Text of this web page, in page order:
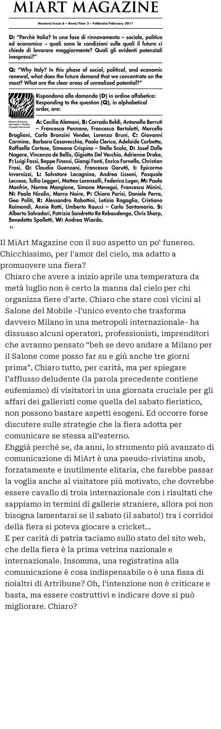
Il MiArt Magazine con il suo aspetto un po' funereo.
Chicchissimo, per l'amor del cielo, ma adatto a
promuovere una fiera?
Chiaro che avere a inizio aprile una temperatura da
metà luglio non è certo la manna dal cielo per chi
organizza fiere d’arte. Chiaro che stare così vicini al
Salone del Mobile -l’unico evento che trasforma
davvero Milano in una metropoli internazionale- ha
dissuaso alcuni operatori, professionisti, imprenditori
che avranno pensato “beh se devo andare a Milano per
il Salone come posso far su e giù anche tre giorni
prima”. Chiaro tutto, per carità, ma per spiegare
l’afflusso deludente (la parola precedente contiene
eufemismo) di visitatori in una giornata cruciale per gli
affari dei galleristi come quella del sabato fieristico,
non possono bastare aspetti esogeni. Ed occorre forse
discutere sulle strategie che la fiera adotta per
comunicare se stessa all’esterno.
Ehggià perché se, da anni, lo strumento più avanzato di
comunicazione di MiArt è una pseudo-rivistina snob,
forzatamente e inutilmente elitaria, che farebbe passar
la voglia anche al visitatore più motivato, che dovrebbe
essere cavallo di troia internazionale con i risultati che
sappiamo in termini di gallerie straniere, allora poi non
bisogna lamentarsi se il sabato (il sabato!) tra i corridoi
della fiera si poteva giocare a cricket…
E per carità di patria taciamo sullo stato del sito web,
che della fiera è la prima vetrina nazionale e
internazionale. Insomma, una registratina alla
comunicazione è cosa indispensabile o è una fissa di
noialtri di Artribune? Oh, l’intenzione non è criticare e
basta, ma essere costruttivi e indicare dove si può
migliorare. Chiaro?